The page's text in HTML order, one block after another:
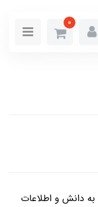
0
به دانش و اطلاعات